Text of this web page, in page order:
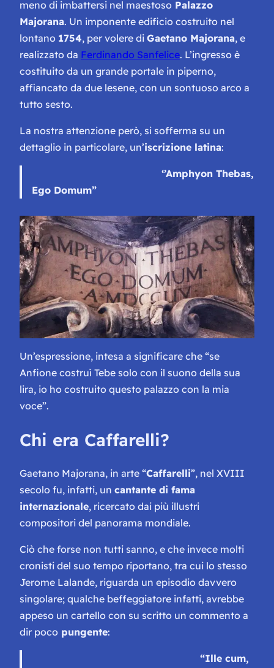
meno di imbattersi nel maestoso Palazzo
Majorana. Un imponente edificio costruito nel
lontano 1754, per volere di Gaetano Majorana, e
realizzato da Ferdinando Sanfelice. L’ingresso è
costituito da un grande portale in piperno,
affiancato da due lesene, con un sontuoso arco a
tutto sesto.
La nostra attenzione però, si sofferma su un
dettaglio in particolare, un’iscrizione latina:
‘’Amphyon Thebas,
Ego Domum”
Un’espressione, intesa a significare che “se
Anfione costruì Tebe solo con il suono della sua
lira, io ho costruito questo palazzo con la mia
voce”.
Chi era Caffarelli?
Gaetano Majorana, in arte “Caffarelli”, nel XVIII
secolo fu, infatti, un cantante di fama
internazionale, ricercato dai più illustri
compositori del panorama mondiale.
Ciò che forse non tutti sanno, e che invece molti
cronisti del suo tempo riportano, tra cui lo stesso
Jerome Lalande, riguarda un episodio davvero
singolare; qualche beffeggiatore infatti, avrebbe
appeso un cartello con su scritto un commento a
dir poco pungente:
“Ille cum,